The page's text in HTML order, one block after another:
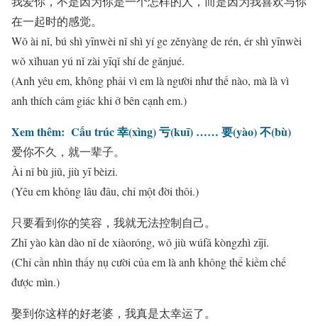
在一起时的感觉。
Wǒ ài nǐ, bú shì yīnwèi nǐ shì yí ge zěnyàng de rén, ér shì yīnwèi
wǒ xǐhuan yú nǐ zài yīqǐ shí de gǎnjué.
(Anh yêu em, không phải vì em là người như thế nào, mà là vì
anh thích cảm giác khi ở bên cạnh em.)
Xem thêm: Cấu trúc 幸(xìng) 亏(kuī) …… 要(yào) 不(bù)
爱你不久，就一辈子。
Ài nǐ bù jiǔ, jiù yī bèizi.
(Yêu em không lâu đâu, chỉ một đời thôi.)
只要看到你的笑容，我就无法控制自己。
Zhǐ yào kàn dào nǐ de xiàoróng, wǒ jiù wúfǎ kòngzhì zījǐ.
(Chỉ cần nhìn thấy nụ cười của em là anh không thể kiềm chế
được mìn.)
娶到你这样的好老婆，我真是太幸运了。